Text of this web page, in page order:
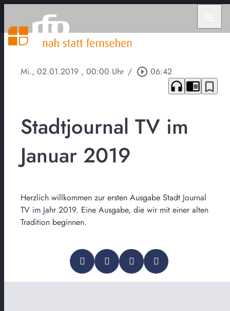
Mi., 02.01.2019 , 00:00 Uhr / play_circle_outline 06:42
headphones chrome_reader_mode bookmark_border
Stadtjournal TV im
Januar 2019
Herzlich willkommen zur ersten Ausgabe Stadt Journal
TV im Jahr 2019. Eine Ausgabe, die wir mit einer alten
Tradition beginnen.